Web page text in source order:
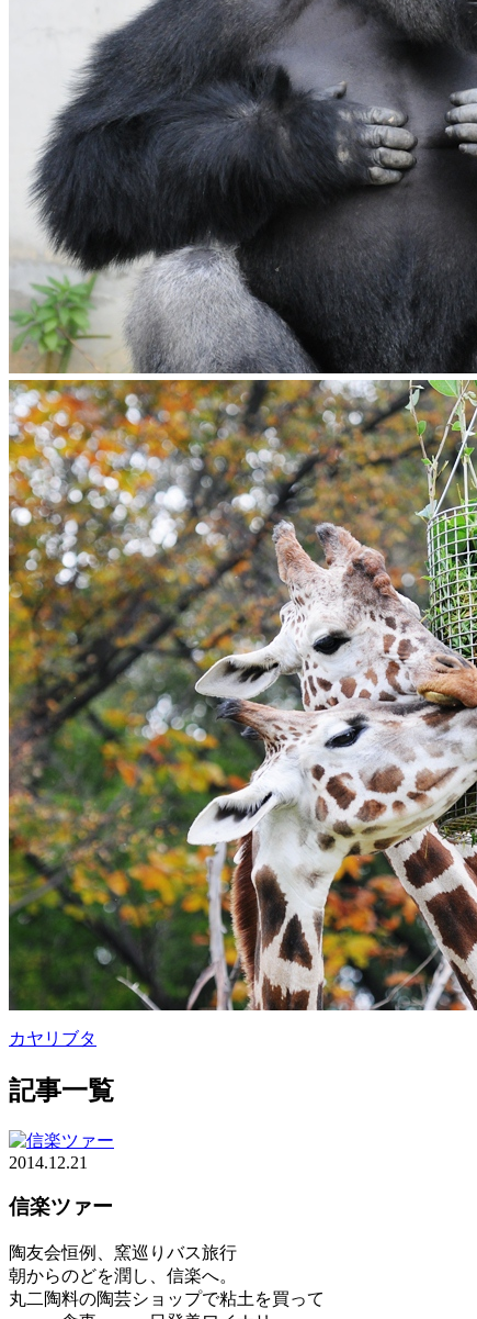
カヤリブタ
記事一覧
2014.12.21
信楽ツァー
陶友会恒例、窯巡りバス旅行
朝からのどを潤し、信楽へ。
丸二陶料の陶芸ショップで粘土を買って